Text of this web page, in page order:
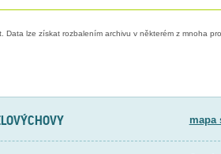
Data lze získat rozbalením archivu v některém z mnoha
mapa